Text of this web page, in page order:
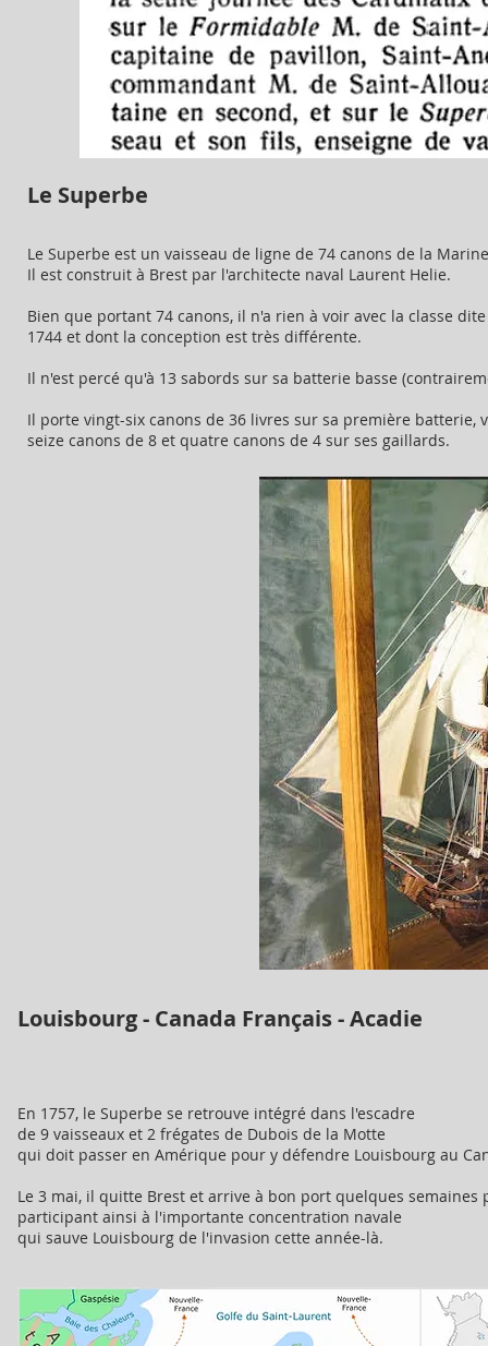
Le Superbe
Le Superbe est un vaisseau de ligne de 74 canons de la
Il est construit à Brest par l'architecte naval Laurent Helie.
Bien que portant 74 canons, il n'a rien à voir avec la classe
1744 et dont la conception est très différente.
Il n'est percé qu'à 13 sabords sur sa batterie basse
Il porte vingt-six canons de 36 livres sur sa première
seize canons de 8 et quatre canons de 4 sur ses gaillards.
Louisbourg - Canada Français - Acadie
En 1757, le Superbe se retrouve intégré dans l'escadre
de 9 vaisseaux et 2 frégates de Dubois de la Motte
qui doit passer en Amérique pour y défendre Louisbourg au
Le 3 mai, il quitte Brest et arrive à bon port quelques semaines
participant ainsi à l'importante concentration navale
qui sauve Louisbourg de l'invasion cette année-là.